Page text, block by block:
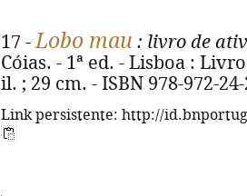
17 -Lobo mau : livro de
Cóias. - 1ª ed. - Lisboa :
il. ; 29 cm. - ISBN 978-972-
Link persistente: http://